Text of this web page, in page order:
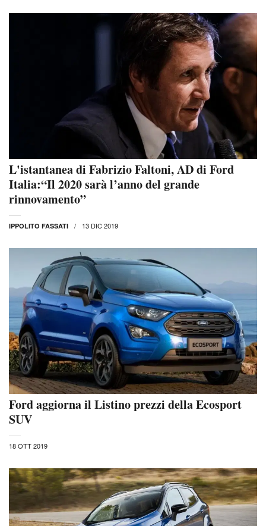
L'istantanea di Fabrizio Faltoni, AD di Ford
Italia:“Il 2020 sarà l’anno del grande
rinnovamento”
IPPOLITO FASSATI 13 DIC 2019
Ford aggiorna il Listino prezzi della Ecosport
SUV
18 OTT 2019